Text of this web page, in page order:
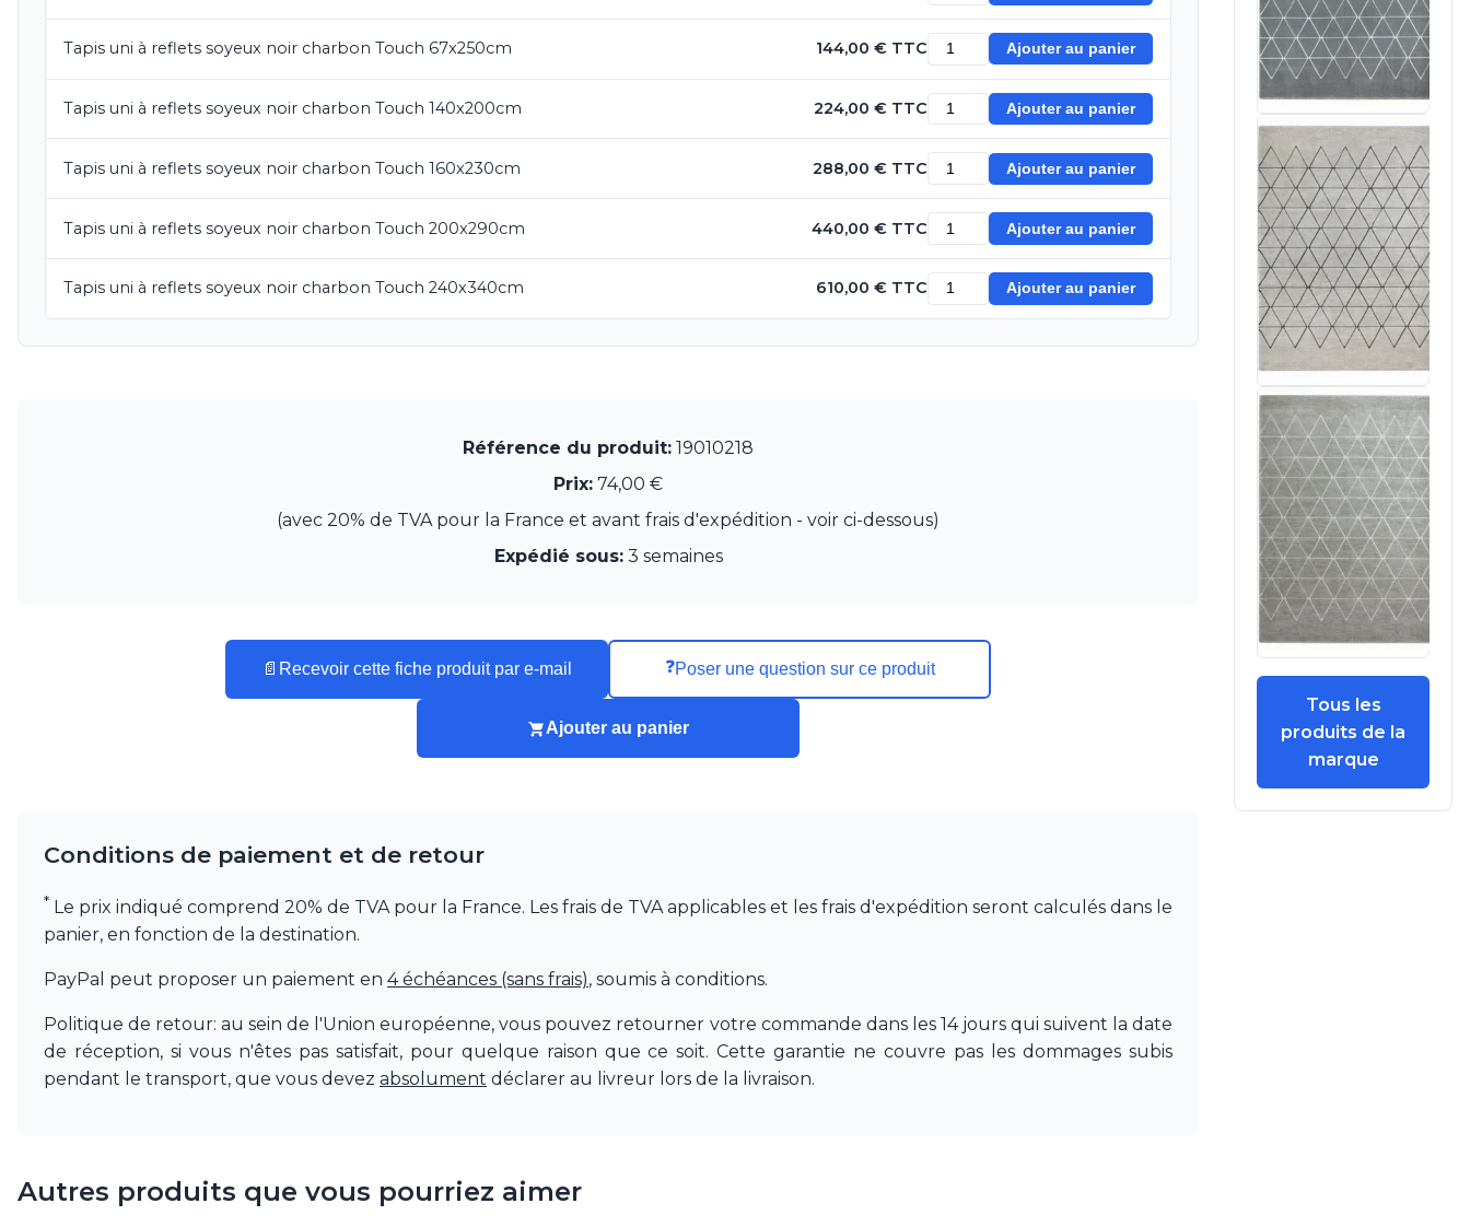
Terzani
TUNTO
Vincent Sheppard
Vistosi
Tapis uni à reflets soyeux noir charbon Touch 67x250cm 144,00 € TTC Ajouter au panier
Tapis uni à reflets soyeux noir charbon Touch 140x200cm 224,00 € TTC Ajouter au panier
Tapis uni à reflets soyeux noir charbon Touch 160x230cm 288,00 € TTC Ajouter au panier
Tapis uni à reflets soyeux noir charbon Touch 200x290cm 440,00 € TTC Ajouter au panier
Tapis uni à reflets soyeux noir charbon Touch 240x340cm 610,00 € TTC Ajouter au panier
Référence du produit: 19010218
Prix: 74,00 €
(avec 20% de TVA pour la France et avant frais d'expédition - voir ci-dessous)
Expédié sous:3 semaines
📄 Recevoir cette fiche produit par e-mail ❓Poser une question sur ce produit
Ajouter au panier
Conditions de paiement et de retour
* Le prix indiqué comprend 20% de TVA pour la France. Les frais de TVA applicables et les frais d'expédition seront calculés dans le
panier, en fonction de la destination.
PayPal peut proposer un paiement en 4 échéances (sans frais), soumis à conditions.
Politique de retour: au sein de l'Union européenne, vous pouvez retourner votre commande dans les 14 jours qui suivent la date
de réception, si vous n'êtes pas satisfait, pour quelque raison que ce soit. Cette garantie ne couvre pas les dommages subis
pendant le transport, que vous devez absolument déclarer au livreur lors de la livraison.
Autres produits que vous pourriez aimer
Tous les
produits de la
marque